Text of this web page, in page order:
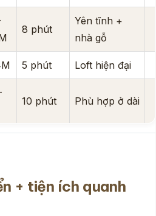
8 phút
Yên tĩnh +
nhà gỗ
5 phút Loft hiện đại
10 phút Phù hợp ở dài
+ tiện ích quanh